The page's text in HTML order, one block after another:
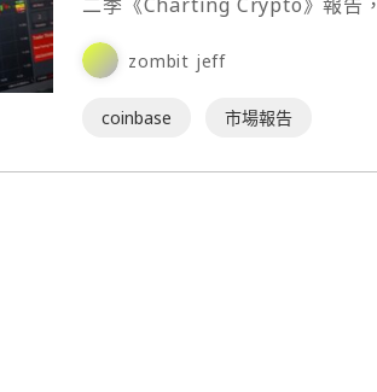
治⋯
zombit jeff
coinbase 市場報告